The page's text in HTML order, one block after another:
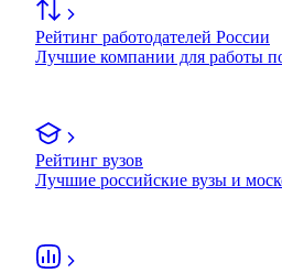
Рейтинг работодателей России
Лучшие компании для работы
Рейтинг вузов
Лучшие российские вузы и